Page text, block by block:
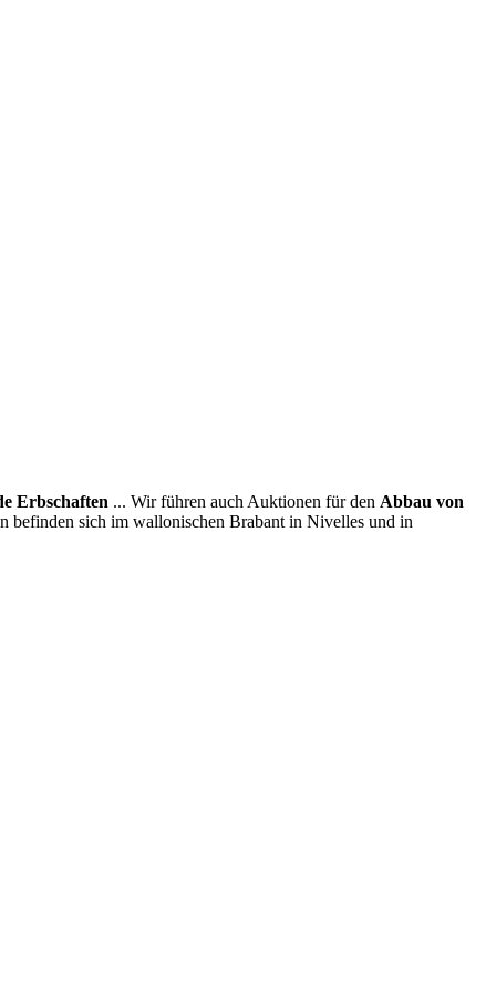
Erbschaften ... Wir führen auch Auktionen für den Abbau von
befinden sich im wallonischen Brabant in Nivelles und in